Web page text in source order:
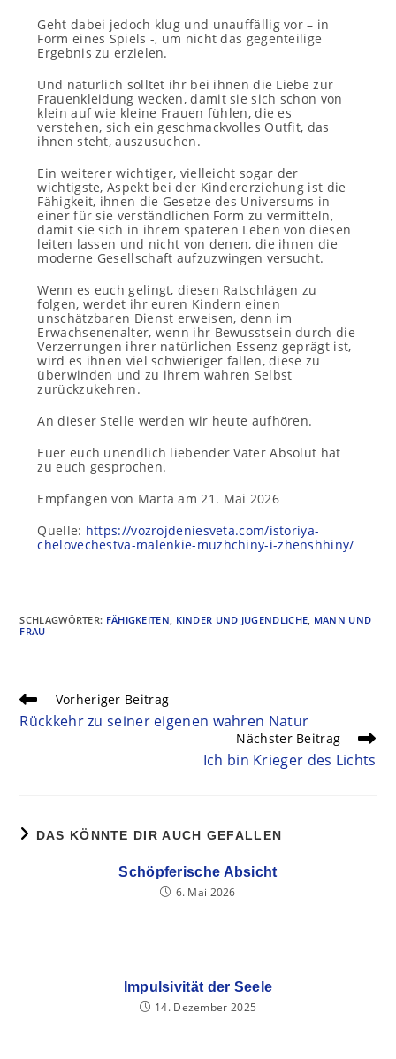
Geht dabei jedoch klug und unauffällig vor – in
Form eines Spiels -, um nicht das gegenteilige
Ergebnis zu erzielen.
Und natürlich solltet ihr bei ihnen die Liebe zur
Frauenkleidung wecken, damit sie sich schon von
klein auf wie kleine Frauen fühlen, die es
verstehen, sich ein geschmackvolles Outfit, das
ihnen steht, auszusuchen.
Ein weiterer wichtiger, vielleicht sogar der
wichtigste, Aspekt bei der Kindererziehung ist die
Fähigkeit, ihnen die Gesetze des Universums in
einer für sie verständlichen Form zu vermitteln,
damit sie sich in ihrem späteren Leben von diesen
leiten lassen und nicht von denen, die ihnen die
moderne Gesellschaft aufzuzwingen versucht.
Wenn es euch gelingt, diesen Ratschlägen zu
folgen, werdet ihr euren Kindern einen
unschätzbaren Dienst erweisen, denn im
Erwachsenenalter, wenn ihr Bewusstsein durch die
Verzerrungen ihrer natürlichen Essenz geprägt ist,
wird es ihnen viel schwieriger fallen, diese zu
überwinden und zu ihrem wahren Selbst
zurückzukehren.
An dieser Stelle werden wir heute aufhören.
Euer euch unendlich liebender Vater Absolut hat
zu euch gesprochen.
Empfangen von Marta am 21. Mai 2026
Quelle: https://vozrojdeniesveta.com/istoriya-
chelovechestva-malenkie-muzhchiny-i-zhenshhiny/
SCHLAGWÖRTER: FÄHIGKEITEN, KINDER UND JUGENDLICHE, MANN UND
FRAU
Vorheriger Beitrag
Rückkehr zu seiner eigenen wahren Natur
Nächster Beitrag
Ich bin Krieger des Lichts
DAS KÖNNTE DIR AUCH GEFALLEN
Schöpferische Absicht
6. Mai 2026
Impulsivität der Seele
14. Dezember 2025